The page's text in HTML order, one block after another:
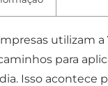
utilizam a
para
Isso acontece